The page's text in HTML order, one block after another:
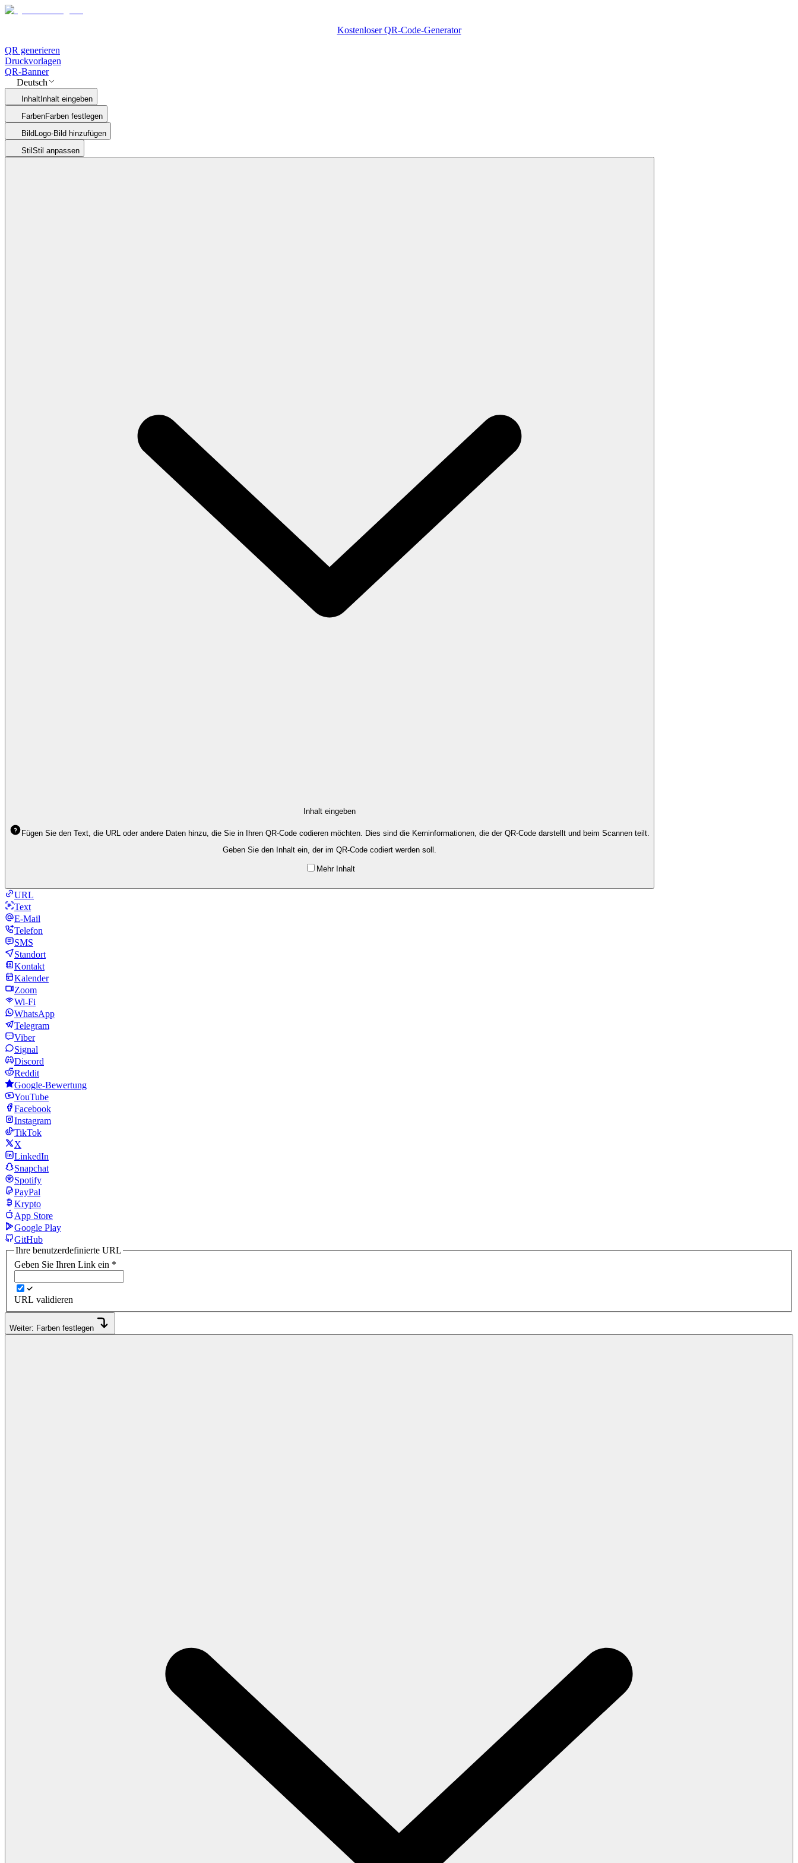
Kostenloser QR-Code-Generator
QR generieren
Druckvorlagen
QR-Banner
Deutsch
Inhalt Inhalt eingeben
FarbenFarben festlegen
Bild Logo-Bild hinzufügen
Stil Stil anpassen
Inhalt eingeben
Fügen Sie den Text, die URL oder andere Daten hinzu, die Sie in Ihren QR-Code codieren möchten. Dies sind die Kerninformationen, die der QR-Code darstellt und beim Scannen teilt.
Geben Sie den Inhalt ein, der im QR-Code codiert werden soll.
Mehr Inhalt
URL
Text
E-Mail
Telefon
SMS
Standort
Kontakt
Kalender
Zoom
Wi-Fi
WhatsApp
Telegram
Viber
Signal
Discord
Reddit
Google-Bewertung
YouTube
Facebook
Instagram
TikTok
X
LinkedIn
Snapchat
Spotify
PayPal
Krypto
App Store
Google Play
GitHub
Ihre benutzerdefinierte URL
Geben Sie Ihren Link ein *
URL validieren
Weiter: Farben festlegen